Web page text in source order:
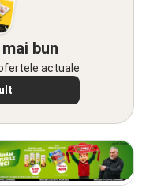
bun
actuale